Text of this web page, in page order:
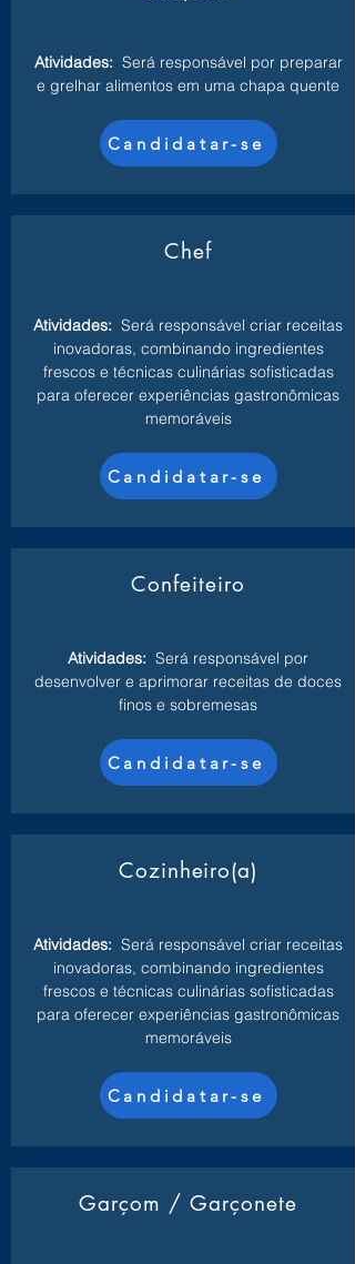
Atividades: Será responsável por preparar
e grelhar alimentos em uma chapa quente
Candidatar-se
Chef
Atividades: Será responsável criar receitas
inovadoras, combinando ingredientes
frescos e técnicas culinárias sofisticadas
para oferecer experiências gastronômicas
memoráveis
Candidatar-se
Confeiteiro
Atividades: Será responsável por
desenvolver e aprimorar receitas de doces
finos e sobremesas
Candidatar-se
Cozinheiro(a)
Atividades: Será responsável criar receitas
inovadoras, combinando ingredientes
frescos e técnicas culinárias sofisticadas
para oferecer experiências gastronômicas
memoráveis
Candidatar-se
Garçom / Garçonete